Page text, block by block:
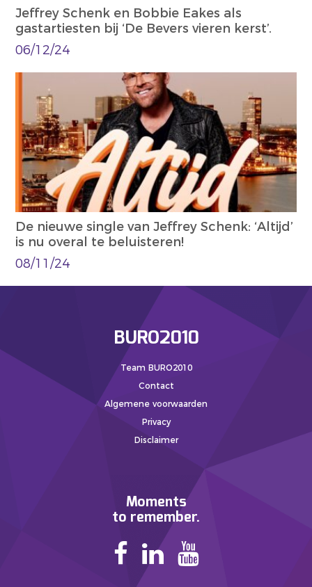
Jeffrey Schenk en Bobbie Eakes als
gastartiesten bij ‘De Bevers vieren kerst’.
06/12/24
De nieuwe single van Jeffrey Schenk: ‘Altijd’
is nu overal te beluisteren!
08/11/24
BURO2010
Team BURO2010
Contact
Algemene voorwaarden
Privacy
Disclaimer
Moments
to remember.